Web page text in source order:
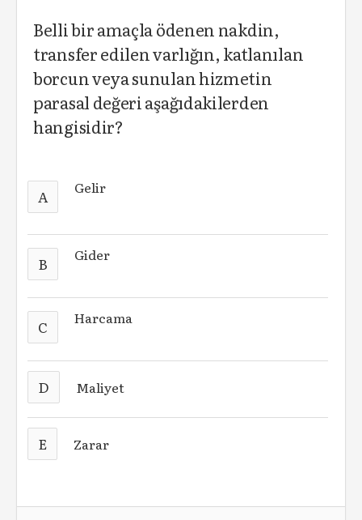
Belli bir amaçla ödenen nakdin,
transfer edilen varlığın, katlanılan
borcun veya sunulan hizmetin
parasal değeri aşağıdakilerden
hangisidir?
A Gelir
B Gider
C Harcama
D Maliyet
E Zarar